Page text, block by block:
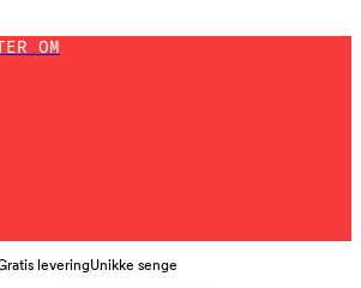
OM
leveringUnikke senge